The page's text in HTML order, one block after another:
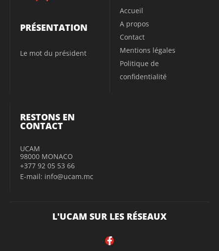
PRÉSENTATION
Le mot du président
Accueil
A propos
Contact
Mentions légales
Politique de
confidentialité
RESTONS EN
CONTACT
UCAM
98000 MONACO
+377 92 05 53 66
E-mail: info@ucam.mc
L'UCAM SUR LES RÉSEAUX